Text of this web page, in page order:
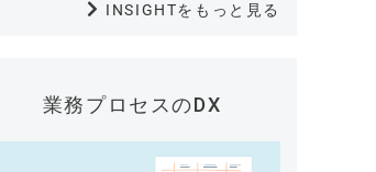
INSIGHTをもっと見る
業務プロセスのDX